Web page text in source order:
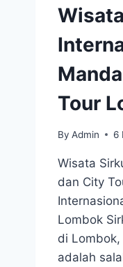
Tour
By Admin 6
Wisata
dan City
Lombok
di Lombok,
adalah